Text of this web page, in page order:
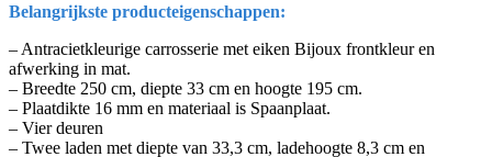
Belangrijkste producteigenschappen:
– Antracietkleurige carrosserie met eiken Bijoux frontkleur en
afwerking in mat.
– Breedte 250 cm, diepte 33 cm en hoogte 195 cm.
– Plaatdikte 16 mm en materiaal is Spaanplaat.
– Vier deuren
– Twee laden met diepte van 33,3 cm, ladehoogte 8,3 cm en